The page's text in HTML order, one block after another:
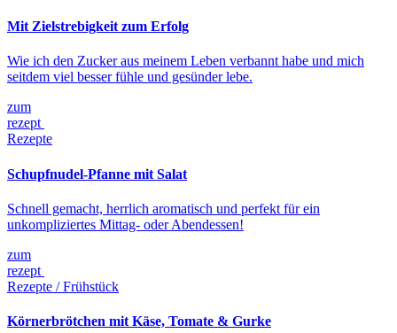
Mit Zielstrebigkeit zum Erfolg
Wie ich den Zucker aus meinem Leben verbannt habe und mich
seitdem viel besser fühle und gesünder lebe.
zum
rezept
Rezepte
Schupfnudel-Pfanne mit Salat
Schnell gemacht, herrlich aromatisch und perfekt für ein
unkompliziertes Mittag- oder Abendessen!
zum
rezept
Rezepte / Frühstück
Körnerbrötchen mit Käse, Tomate & Gurke